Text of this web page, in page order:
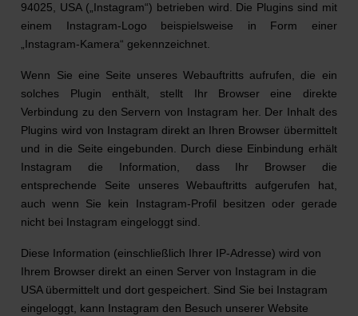
94025, USA („Instagram“) betrieben wird. Die Plugins sind mit
einem Instagram-Logo beispielsweise in Form einer
„Instagram-Kamera“ gekennzeichnet.
Wenn Sie eine Seite unseres Webauftritts aufrufen, die ein
solches Plugin enthält, stellt Ihr Browser eine direkte
Verbindung zu den Servern von Instagram her. Der Inhalt des
Plugins wird von Instagram direkt an Ihren Browser übermittelt
und in die Seite eingebunden. Durch diese Einbindung erhält
Instagram die Information, dass Ihr Browser die
entsprechende Seite unseres Webauftritts aufgerufen hat,
auch wenn Sie kein Instagram-Profil besitzen oder gerade
nicht bei Instagram eingeloggt sind.
Diese Information (einschließlich Ihrer IP-Adresse) wird von
Ihrem Browser direkt an einen Server von Instagram in die
USA übermittelt und dort gespeichert. Sind Sie bei Instagram
eingeloggt, kann Instagram den Besuch unserer Website